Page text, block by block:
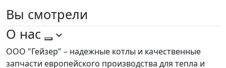
Вы смотрели
О нас
ООО "Гейзер" – надежные котлы и качественные
запчасти европейского производства для тепла и